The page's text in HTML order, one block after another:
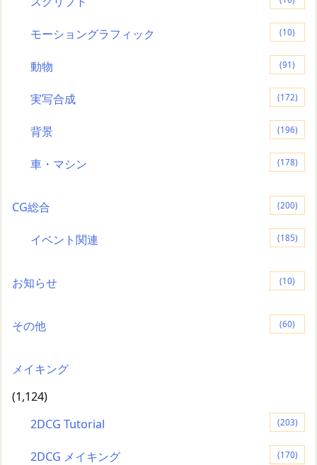
モーショングラフィック (10)
動物 (91)
実写合成 (172)
背景 (196)
車・マシン (178)
CG総合 (200)
イベント関連 (185)
お知らせ (10)
その他 (60)
メイキング
(1,124)
2DCG Tutorial
(203)
2DCG メイキング (170)